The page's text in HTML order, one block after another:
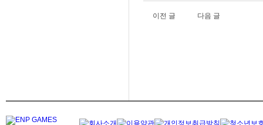
이전 글 다음 글